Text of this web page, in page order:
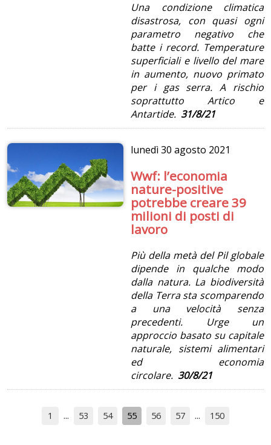
Una condizione climatica
disastrosa, con quasi ogni
parametro negativo che
batte i record. Temperature
superficiali e livello del mare
in aumento, nuovo primato
per i gas serra. A rischio
soprattutto Artico e
Antartide. 31/8/21
lunedì30 agosto 2021
Wwf: l’economia
nature-positive
potrebbe creare 39
milioni di posti di
lavoro
Più della metà del Pil globale
dipende in qualche modo
dalla natura. La biodiversità
della Terra sta scomparendo
a una velocità senza
precedenti. Urge un
approccio basato su capitale
naturale, sistemi alimentari
ed economia
circolare. 30/8/21
1 53 54 55 56 57 150